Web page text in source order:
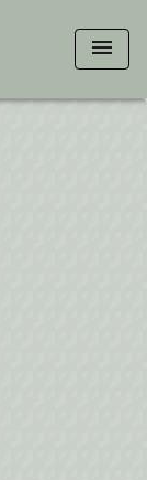
menu